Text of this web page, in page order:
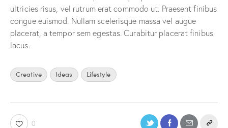
ultricies risus, vel rutrum erat commodo ut. Praesent finibus
congue euismod. Nullam scelerisque massa vel augue
placerat, a tempor sem egestas. Curabitur placerat finibus
lacus.
Creative Ideas Lifestyle
0